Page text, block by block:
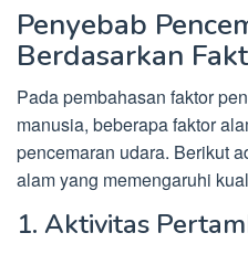
Penyebab
Berdasarkan
Pada pembahasan faktor
manusia, beberapa faktor
pencemaran udara. Berikut
alam yang memengaruhi
1. Aktivitas